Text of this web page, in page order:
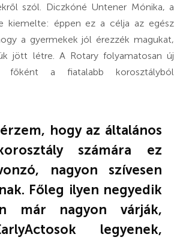
szól. Diczkóné Untener Mónika, a
kiemelte: éppen ez a célja az egész
a gyermekek jól érezzék magukat,
jött létre. A Rotary folyamatosan új
főként a fiatalabb korosztályból
hogy az általános
számára ez
nagyon szívesen
Főleg ilyen negyedik
már nagyon várják,
legyenek,